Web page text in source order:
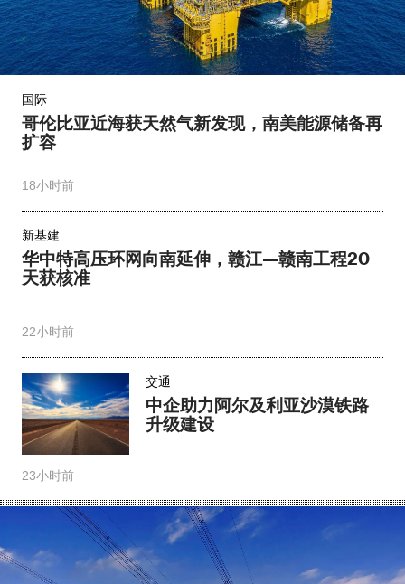
国际
哥伦比亚近海获天然气新发现，南美能源储备再
扩容
18小时前
新基建
华中特高压环网向南延伸，赣江—赣南工程20
天获核准
22小时前
交通
中企助力阿尔及利亚沙漠铁路
升级建设
23小时前